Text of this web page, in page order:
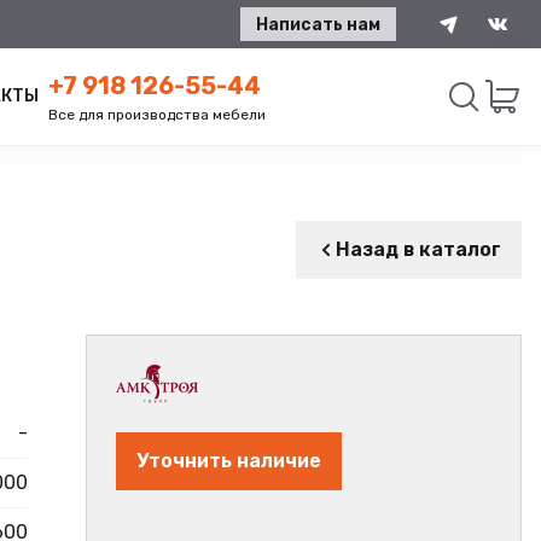
Написать нам
+7 918 126-55-44
Все для производства мебели
Назад в каталог
-
Уточнить наличие